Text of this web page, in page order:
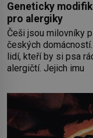
Geneticky
pro alergiky
Češi jsou milovníky
českých
lidí, kteří by si psa
alergičtí. Jejich imu